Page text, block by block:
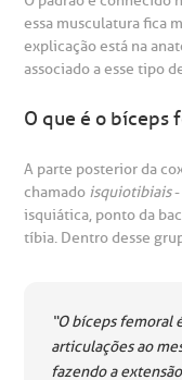
Endereço:
CEP: 01323-001 |
São Paulo - SP
a BP
Conosco
atendimento
Cirurgia
essa musculatura fica
explicação está na
associado a esse tipo
O que é o bíceps
A parte posterior da
chamado isquiotibiais
isquiática, ponto da
tíbia. Dentro desse
“O bíceps femoral
articulações ao
fazendo a